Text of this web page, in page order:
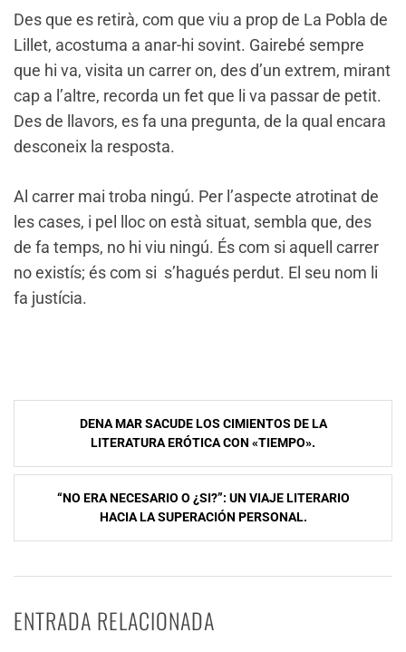
Des que es retirà, com que viu a prop de La Pobla de
Lillet, acostuma a anar-hi sovint. Gairebé sempre
que hi va, visita un carrer on, des d’un extrem, mirant
cap a l’altre, recorda un fet que li va passar de petit.
Des de llavors, es fa una pregunta, de la qual encara
desconeix la resposta.
Al carrer mai troba ningú. Per l’aspecte atrotinat de
les cases, i pel lloc on està situat, sembla que, des
de fa temps, no hi viu ningú. És com si aquell carrer
no existís; és com si s’hagués perdut. El seu nom li
fa justícia.
Navegación
entradas
DENA MAR SACUDE LOS CIMIENTOS DE LA
LITERATURA ERÓTICA CON «TIEMPO».
“NO ERA NECESARIO O ¿SI?”: UN VIAJE LITERARIO
HACIA LA SUPERACIÓN PERSONAL.
ENTRADA RELACIONADA